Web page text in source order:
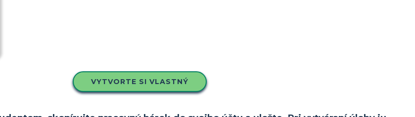
VYTVORTE SI VLASTNÝ